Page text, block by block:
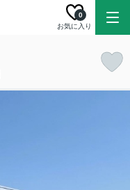
お気に入り
0